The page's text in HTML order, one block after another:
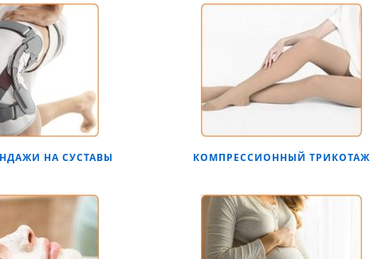
НА СУСТАВЫ КОМПРЕССИОННЫЙ ТРИКОТАЖ